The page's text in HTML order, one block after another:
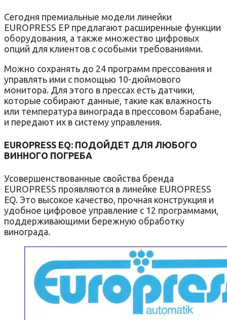
Сегодня премиальные модели линейки
EUROPRESS EP предлагают расширенные функции
оборудования, а также множество цифровых
опций для клиентов с особыми требованиями.
Можно сохранять до 24 программ прессования и
управлять ими с помощью 10-дюймового
монитора. Для этого в прессах есть датчики,
которые собирают данные, такие как влажность
или температура винограда в прессовом барабане,
и передают их в систему управления.
EUROPRESS EQ: ПОДОЙДЕТ ДЛЯ ЛЮБОГО
ВИННОГО ПОГРЕБА
Усовершенствованные свойства бренда
EUROPRESS проявляются в линейке EUROPRESS
EQ. Это высокое качество, прочная конструкция и
удобное цифровое управление с 12 программами,
поддерживающими бережную обработку
винограда.